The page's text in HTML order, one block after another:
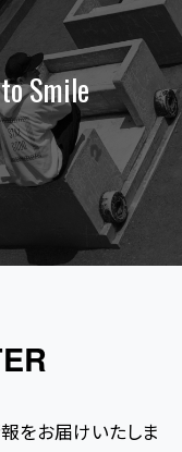
Smile
をお届けいたしま